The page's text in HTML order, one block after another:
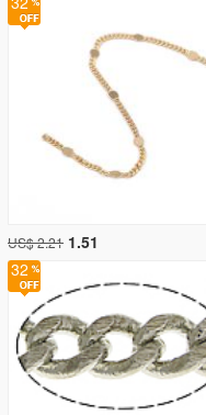
32
US$ 2.21 1.51